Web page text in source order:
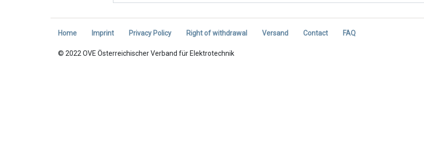
Home Imprint Privacy Policy Right of withdrawal Versand Contact FAQ
© 2022 OVE Österreichischer Verband für Elektrotechnik